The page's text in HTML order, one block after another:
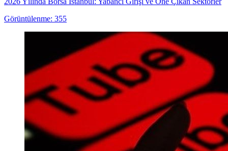
Görüntülenme: 355